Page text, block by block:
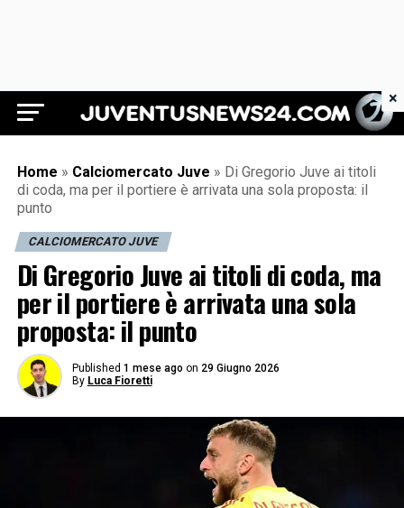
Juventus News 24
Home » Calciomercato Juve » Di Gregorio Juve ai titoli
di coda, ma per il portiere è arrivata una sola proposta: il
punto
CALCIOMERCATO JUVE
Di Gregorio Juve ai titoli di coda, ma
per il portiere è arrivata una sola
proposta: il punto
Published 1 mese ago on 29 Giugno 2026
By Luca Fioretti
×